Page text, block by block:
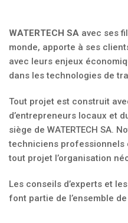
WATERTECH SA avec ses
monde, apporte à ses
avec leurs enjeux
dans les technologies de
Tout projet est construit
d’entrepreneurs locaux et
siège de WATERTECH SA.
techniciens professionnels
tout projet l’organisation
Les conseils d’experts et
font partie de l’ensemble de